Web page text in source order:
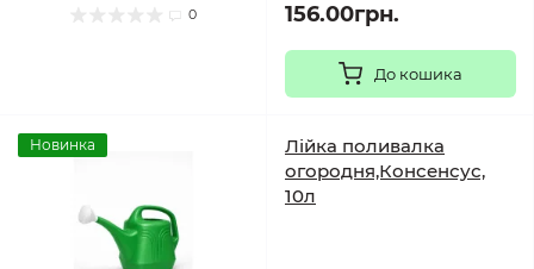
0 156.00грн.
До кошика
Новинка
Лійка поливалка
огородня,Консенсус,
10л